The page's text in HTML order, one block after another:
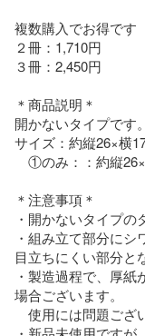
複数購入でお得です
２冊：1,710円
３冊：2,450円
＊商品説明＊
開かないタイプです。
サイズ：約縦26×横
①のみ：：約縦
＊注意事項＊
・開かないタイプの
・組み立て部分に
目立ちにくい部分と
・製造過程で、厚
場合ございます。
使用には問題ござ